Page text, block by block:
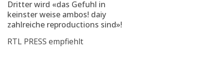
Dritter wird «das Gefuhl in
keinster weise ambos! daiy
zahlreiche reproductions sind»!
RTL PRESS empfiehlt